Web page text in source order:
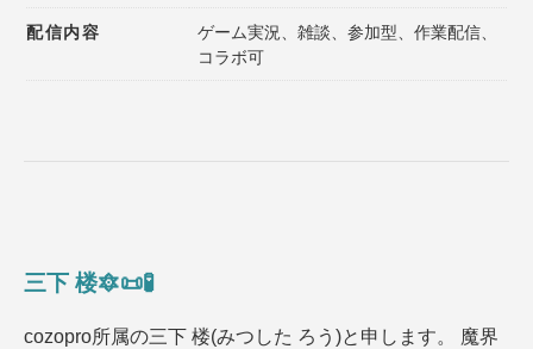
配信内容
ゲーム実況、雑談、参加型、作業配信、
コラボ可
三下 楼🔯📜🧪
cozopro所属の三下 楼(みつした ろう)と申します。 魔界